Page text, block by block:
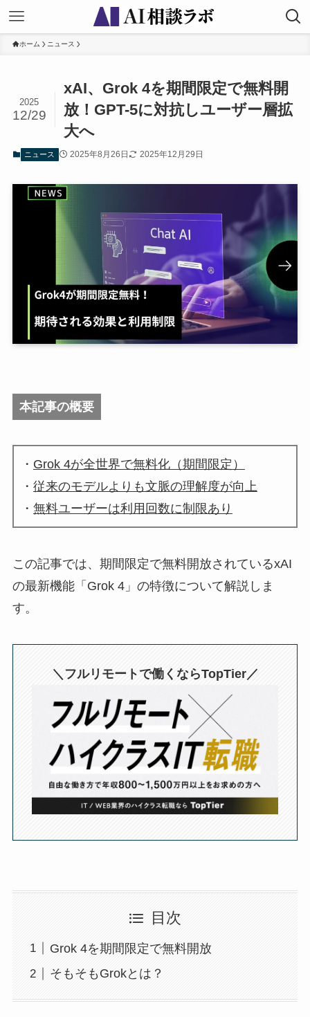
ホーム ニュース
xAI、Grok 4を期間限定で無料開
放！GPT-5に対抗しユーザー層拡
大へ
2025
12/29
ニュース 2025年8月26日 2025年12月29日
本記事の概要
・ Grok 4が全世界で無料化（期間限定）
・ 従来のモデルよりも文脈の理解度が向上
・ 無料ユーザーは利用回数に制限あり
この記事では、期間限定で無料開放されているxAI
の最新機能「Grok 4」の特徴について解説しま
す。
＼フルリモートで働くならTopTier／
目次
Grok 4を期間限定で無料開放
そもそもGrokとは？